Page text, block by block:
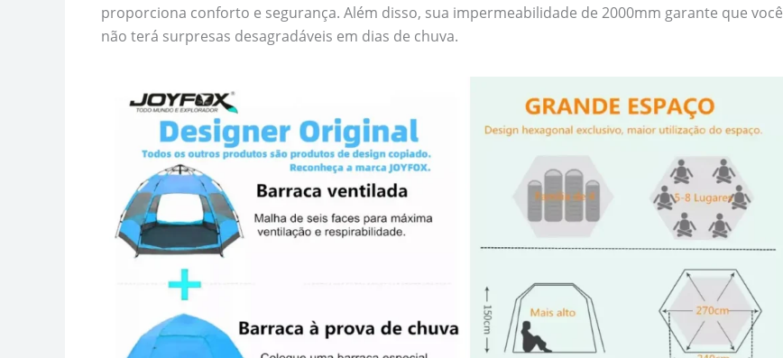
proporciona conforto e segurança. Além disso, sua impermeabilidade de 2000mm garante que você
não terá surpresas desagradáveis em dias de chuva.